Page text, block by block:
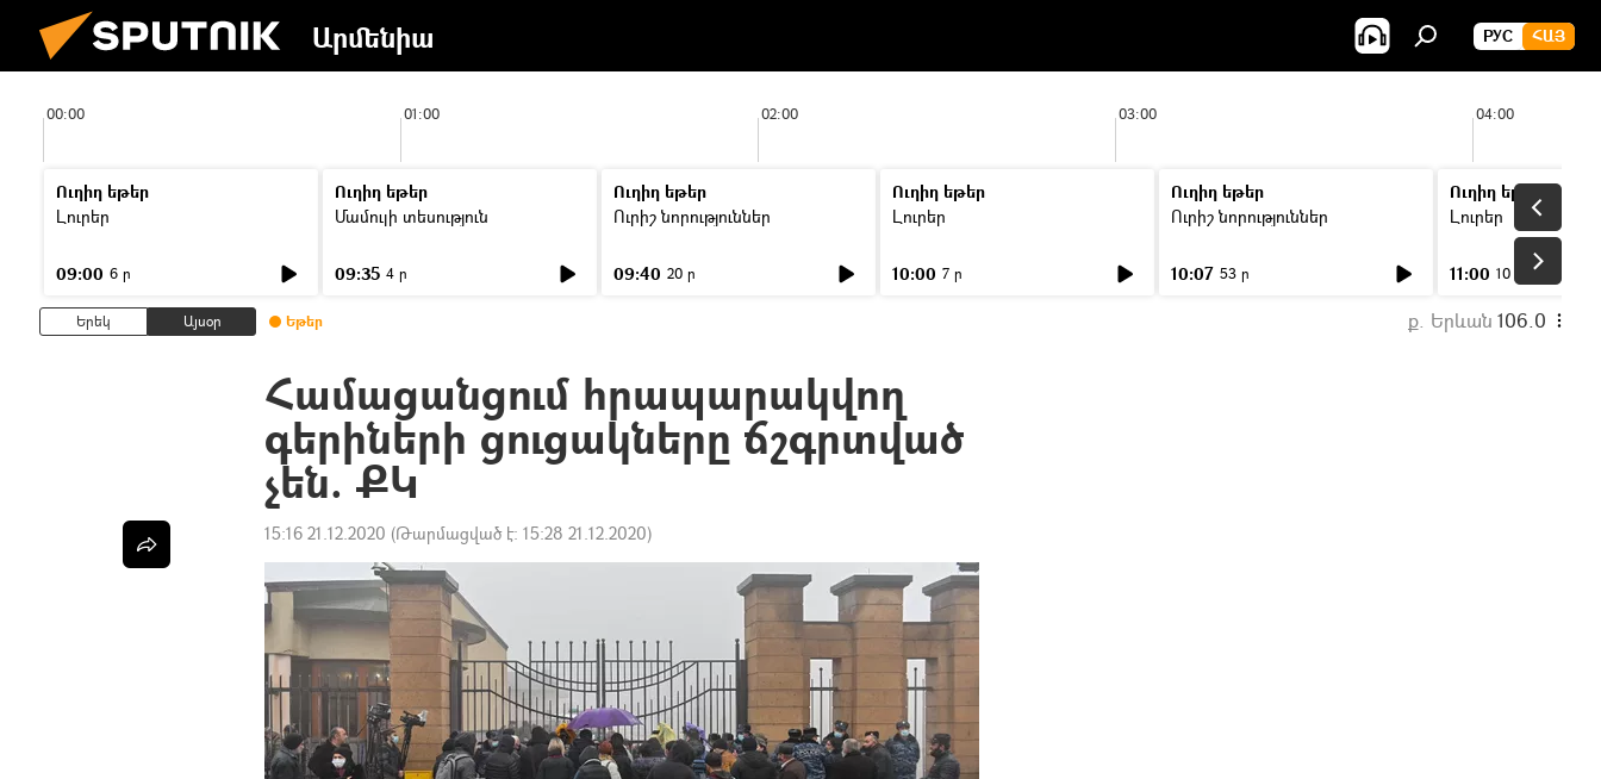
Արմենիա РУС ՀԱՅ
00:00 01:00 02:00 03:00 04:00
Ուղիղ եթեր
Լուրեր
09:00 6 ր
Ուղիղ եթեր
Մամուլի տեսություն
09:35 4 ր
Ուղիղ եթեր
Ուրիշ նորություններ
09:40 20 ր
Ուղիղ եթեր
Լուրեր
10:00 7 ր
Ուղիղ եթեր
Ուրիշ նորություններ
10:07 53 ր
Ուղիղ եթեր
Լուրեր
11:00 10 ր
Երեկ Այսօր Եթեր ք. Երևան 106.0
Համացանցում հրապարակվող
գերիների ցուցակները ճշգրտված
չեն. ՔԿ
15:16 21.12.2020 (Թարմացված է: 15:28 21.12.2020)